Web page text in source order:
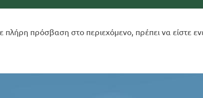
πλήρη πρόσβαση στο περιεχόμενο, πρέπει να είστε